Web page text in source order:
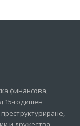
финансова,
15-годишен